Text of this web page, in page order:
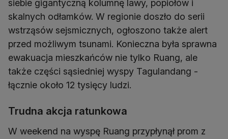
siebie gigantyczną kolumnę lawy, popiołów i
skalnych odłamków. W regionie doszło do serii
wstrząsów sejsmicznych, ogłoszono także alert
przed możliwym tsunami. Konieczna była sprawna
ewakuacja mieszkańców nie tylko Ruang, ale
także części sąsiedniej wyspy Tagulandang -
łącznie około 12 tysięcy ludzi.
Trudna akcja ratunkowa
W weekend na wyspę Ruang przypłynął prom z